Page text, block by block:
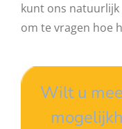
kunt ons
om te vragen hoe
Wilt u